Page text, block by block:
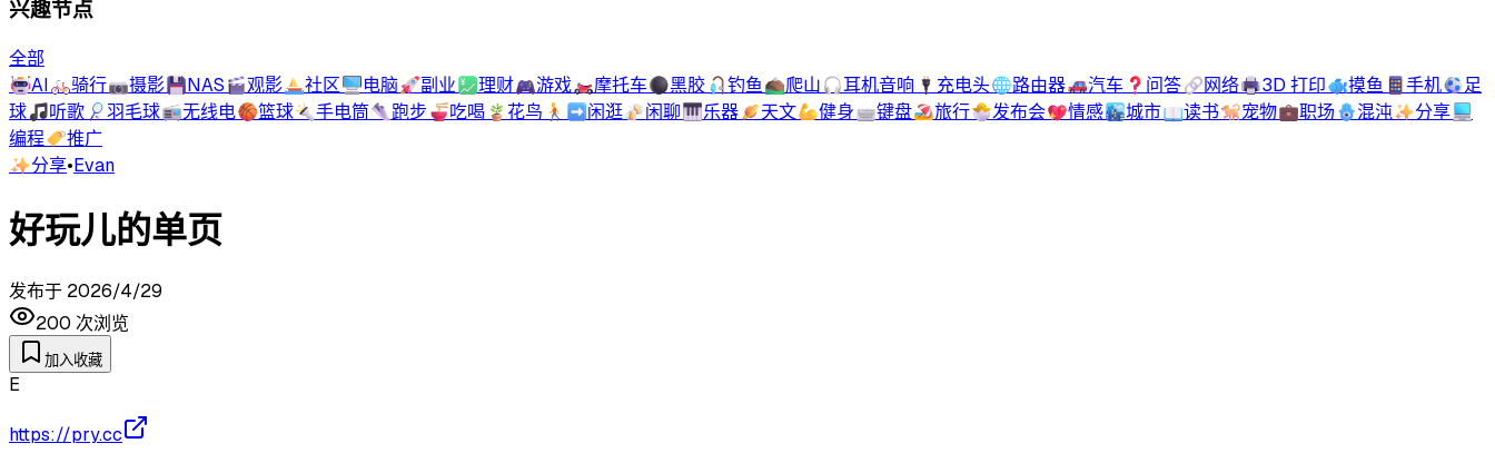
兴趣节点
全部
🤖AI🚲骑行📷摄影💾NAS🎬观影⛵社区🖥️电脑🚀副业💹理财🎮游戏🏍️摩托车⚫黑胶 🎣钓鱼⛰️爬山🎧耳机音响 🔌 充电头🌐路由器🚗汽车 ❓ 问答🔗网络🖨️3D 打印🐟摸鱼 📱手机⚽足
球🎵听歌 🏸羽毛球📻无线电🏀篮球🔦手电筒👟跑步🍜吃喝 🪴 花鸟 🚶‍➡️闲逛🍻闲聊🎹乐器🪐天文💪健身⌨️键盘🏖️旅行🐣发布会💖情感🏙️城市📖读书🐕宠物💼职场🪬混沌✨分享💻
编程🏷️推广
✨分享•Evan
好玩儿的单页
发布于 2026/4/29
200 次浏览
加入收藏
E
https://pry.cc